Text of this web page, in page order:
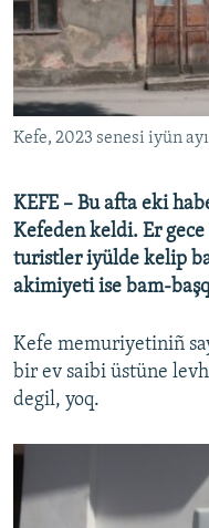
Русский
Українською
QOŞULIÑIZ!
RFE/RS bütün
Kefe, 2023 senesi iyün ayı
KEFE – Bu afta eki
Kefeden keldi. Er
turistler iyülde kelip
akimiyeti ise bam-
Kefe memuriyetiniñ
bir ev saibi üstüne
degil, yoq.